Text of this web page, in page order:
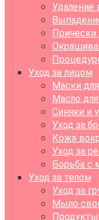
Удаление
Прически
Уход за лицом
Маски
Масло
Синяки и
Уход за
Кожа
Уход за
Борьба с
Уход за телом
Уход за
Мыло